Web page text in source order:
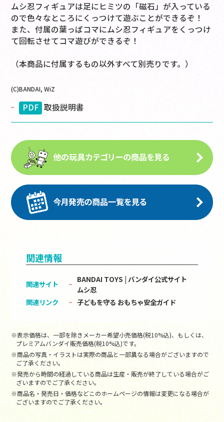
ムシ忍フィギュアは足にヒミツの「磁石」が入っている
ので色々なところにくっつけて遊ぶことができるぞ！
また、付属の葉っぱコマにムシ忍フィギュアをくっつけ
て回転させてコマ遊びができるぞ！
（本商品に付属するもの以外すべて別売りです。）
(C)BANDAI, WiZ
PDF 取扱説明書
関連情報
関連サイト
BANDAI TOYS | バンダイ公式サイト
ムシ忍
関連リンク
子どもを守る おもちゃ安全ガイド
※表示価格は、一部を除きメーカー希望小売価格(税10%込)、もしくは、
プレミアムバンダイ販売価格(税10%込)です。
※商品の写真・イラストは実際の商品と一部異なる場合がございますので
ご了承ください。
※発売から時間の経過している商品は生産・販売が終了している場合がご
ざいますのでご了承ください。
※商品名・発売日・価格などこのホームページの情報は変更になる場合が
ございますのでご了承ください。